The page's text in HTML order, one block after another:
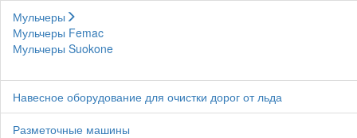
Мульчеры
Мульчеры Femac
Мульчеры Suokone
Навесное оборудование для очистки дорог от льда
Разметочные машины